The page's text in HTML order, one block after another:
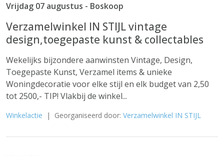
Vrijdag 07 augustus - Boskoop
Verzamelwinkel IN STIJL vintage
design,toegepaste kunst & collectables
Wekelijks bijzondere aanwinsten Vintage, Design,
Toegepaste Kunst, Verzamel items & unieke
Woningdecoratie voor elke stijl en elk budget van 2,50
tot 2500,- TIP! Vlakbij de winkel...
Winkelactie | Georganiseerd door: Verzamelwinkel IN STIJL